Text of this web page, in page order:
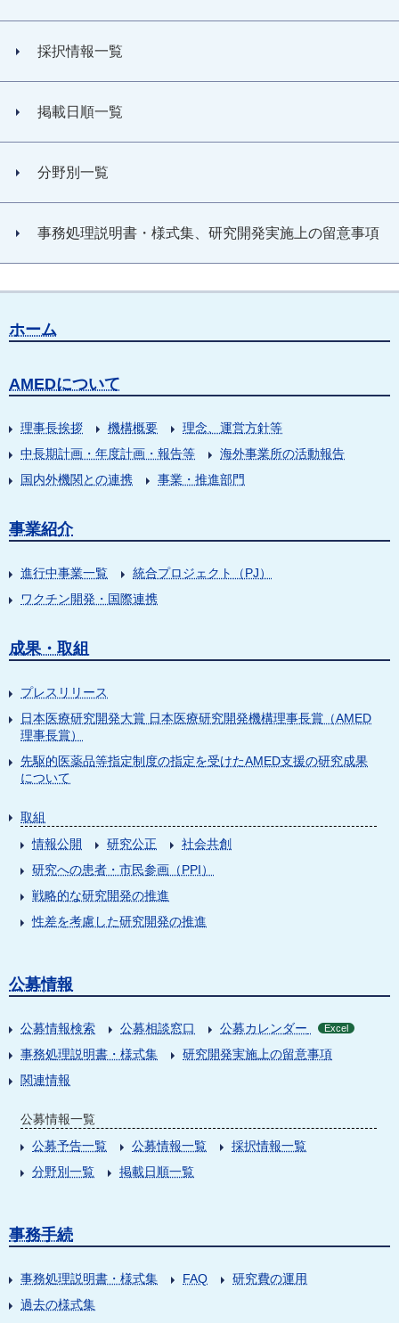
採択情報一覧
掲載日順一覧
分野別一覧
事務処理説明書・様式集、研究開発実施上の留意事項
ホーム
AMEDについて
理事長挨拶 機構概要
理念、運営方針等
中長期計画・年度計画・報告等
海外事業所の活動報告
国内外機関との連携
事業・推進部門
事業紹介
進行中事業一覧
統合プロジェクト（PJ）
ワクチン開発・国際連携
成果・取組
プレスリリース
日本医療研究開発大賞 日本医療研究開発機構理事長賞（AMED
理事長賞）
先駆的医薬品等指定制度の指定を受けたAMED支援の研究成果
について
取組
情報公開
研究公正
社会共創
研究への患者・市民参画（PPI）
戦略的な研究開発の推進
性差を考慮した研究開発の推進
公募情報
公募情報検索 公募相談窓口 公募カレンダー Excel
事務処理説明書・様式集
研究開発実施上の留意事項
関連情報
公募情報一覧
公募予告一覧
公募情報一覧
採択情報一覧
分野別一覧
掲載日順一覧
事務手続
事務処理説明書・様式集 FAQ
研究費の運用
過去の様式集